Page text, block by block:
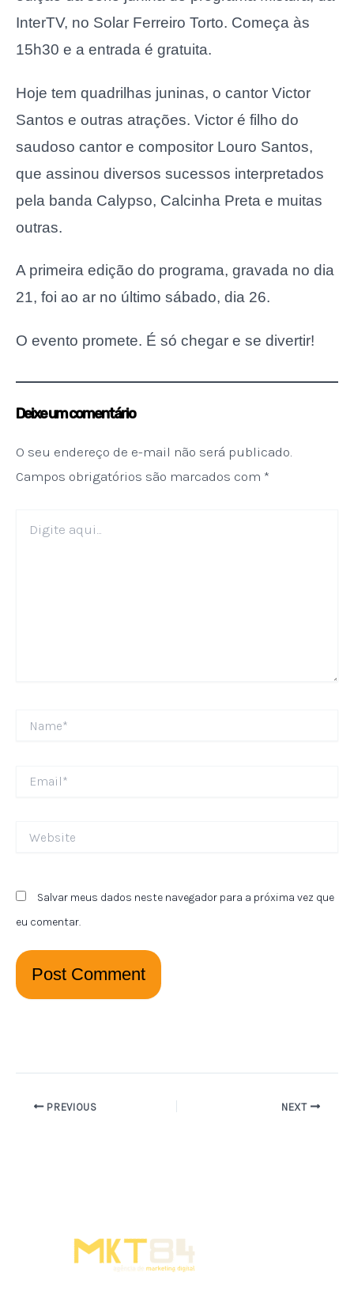
InterTV, no Solar Ferreiro Torto. Começa às
15h30 e a entrada é gratuita.
Hoje tem quadrilhas juninas, o cantor Victor
Santos e outras atrações. Victor é filho do
saudoso cantor e compositor Louro Santos,
que assinou diversos sucessos interpretados
pela banda Calypso, Calcinha Preta e muitas
outras.
A primeira edição do programa, gravada no dia
21, foi ao ar no último sábado, dia 26.
O evento promete. É só chegar e se divertir!
Deixe um comentário
O seu endereço de e-mail não será publicado.
Campos obrigatórios são marcados com *
aqui...
Salvar meus dados neste navegador para a próxima vez que
eu comentar.
PREVIOUS NEXT